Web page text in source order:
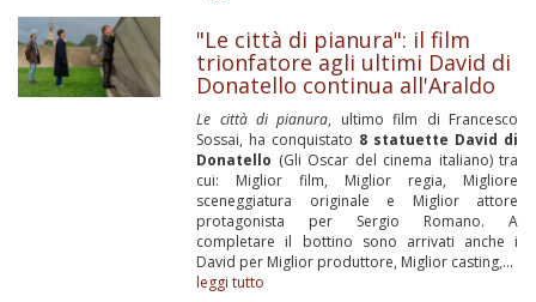
"Le città di pianura": il film
trionfatore agli ultimi David di
Donatello continua all'Araldo
Le città di pianura, ultimo film di Francesco
Sossai, ha conquistato 8 statuette David di
Donatello (Gli Oscar del cinema italiano) tra
cui: Miglior film, Miglior regia, Migliore
sceneggiatura originale e Miglior attore
protagonista per Sergio Romano. A
completare il bottino sono arrivati anche i
David per Miglior produttore, Miglior casting,...
leggi tutto